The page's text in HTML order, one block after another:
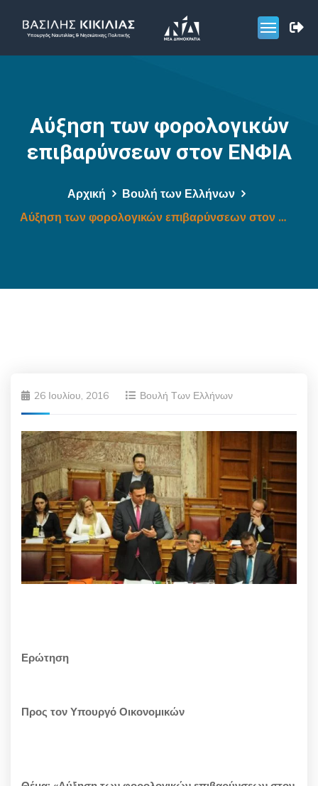
Αύξηση των φορολογικών
επιβαρύνσεων στον ΕΝΦΙΑ
Αρχική
Βουλή των Ελλήνων
Αύξηση των φορολογικών επιβαρύνσεων στον ΕΝΦΙΑ
26 Ιουλίου, 2016 Βουλή Των Ελλήνων
Ερώτηση
Προς τον Υπουργό Οικονομικών